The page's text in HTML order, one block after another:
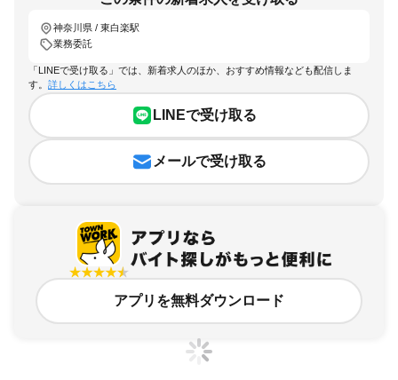
神奈川県 / 東白楽駅
業務委託
「LINEで受け取る」では、新着求人のほか、おすすめ情報なども配信しま
す。 詳しくはこちら
LINEで受け取る
メールで受け取る
アプリを無料ダウンロード